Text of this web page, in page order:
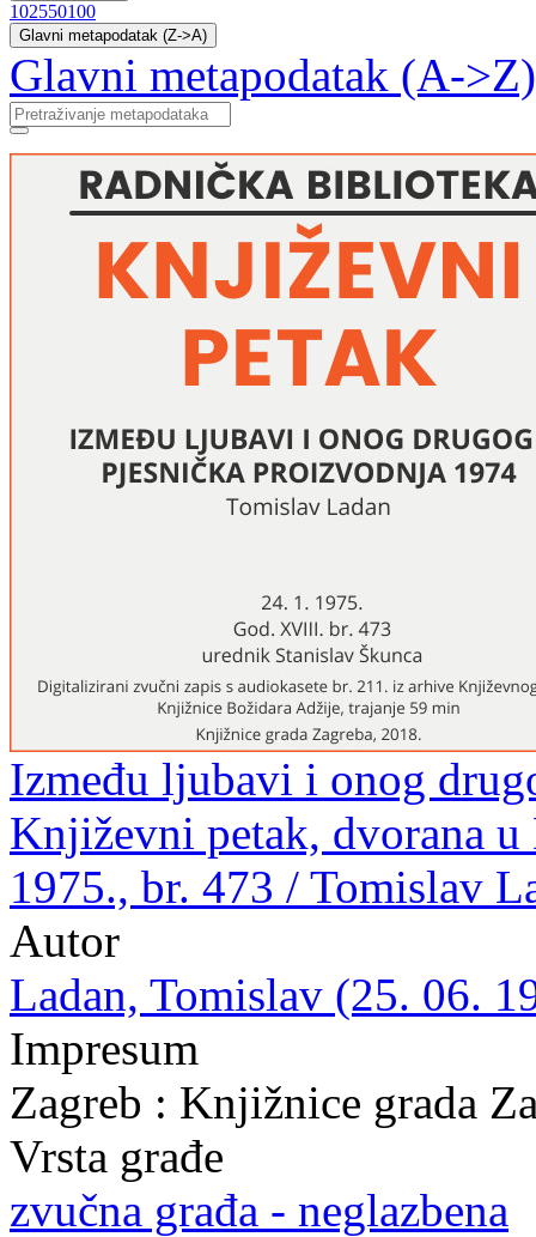
102550100
Glavni metapodatak (Z->A)
Glavni metapodatak (A->Z)
Između ljubavi i onog
Književni petak, dvorana
1975., br. 473 / Tomislav
Autor
Ladan, Tomislav (25. 06.
Impresum
Zagreb : Knjižnice grada
Vrsta građe
zvučna građa - neglazbena